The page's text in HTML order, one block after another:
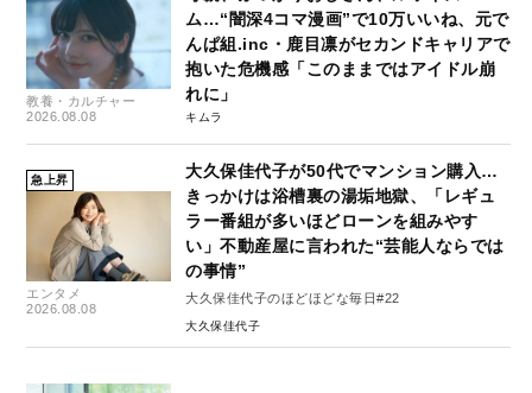
教養・カルチャー
2026.08.08
ム…“闇深4コマ漫画”で10万いいね、元で
んぱ組.inc・鹿目凛がセカンドキャリアで
抱いた危機感「このままではアイドル崩
れに」
キムラ
急上昇
エンタメ
2026.08.08
大久保佳代子が50代でマンション購入…
きっかけは浴槽裏の湯垢地獄、「レギュ
ラー番組が多いほどローンを組みやす
い」不動産屋に言われた“芸能人ならでは
の事情”
大久保佳代子のほどほどな毎日#22
大久保佳代子